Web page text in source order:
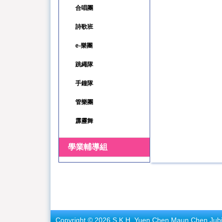
合唱團
詩歌班
e-樂團
跳繩隊
手鐘隊
管樂團
霹靂舞
學業輔導組
Copyright © 2026 S.K.H. Yuen Chen Maun Chen